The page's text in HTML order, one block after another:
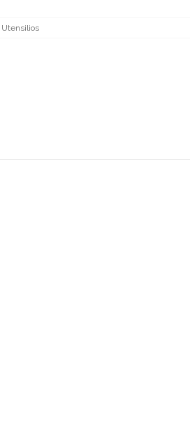
Utensilios